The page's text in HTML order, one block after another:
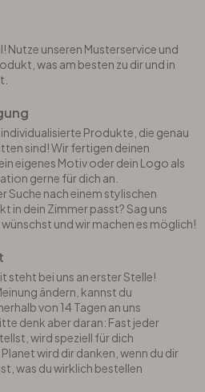
Nutze unseren Musterservice und
was am besten zu dir und in
Produkte, die genau
sind! Wir fertigen deinen
eigenes Motiv oder dein Logo als
gerne für dich an.
Suche nach einem stylischen
in dein Zimmer passt? Sag uns
und wir machen es möglich!
steht bei uns an erster Stelle!
ändern, kannst du
von 14 Tagen an uns
denk aber daran: Fast jeder
wird speziell für dich
wird dir danken, wenn du dir
was du wirklich bestellen